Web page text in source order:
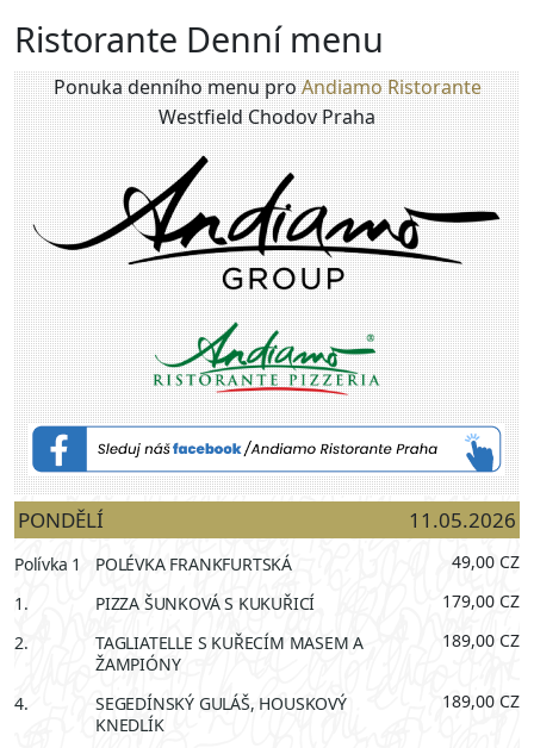
Ristorante Denní menu
Ponuka denního menu proAndiamo Ristorante
Westfield Chodov Praha
PONDĚLÍ 11.05.2026
Polívka 1 POLÉVKA FRANKFURTSKÁ
49,00 CZ
1.
PIZZA ŠUNKOVÁ S KUKUŘICÍ
179,00 CZ
2.
TAGLIATELLE S KUŘECÍM MASEM A
ŽAMPIÓNY
189,00 CZ
4.
SEGEDÍNSKÝ GULÁŠ, HOUSKOVÝ
KNEDLÍK
189,00 CZ